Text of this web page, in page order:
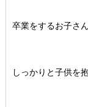
卒業をするお子さ
しっかりと子供を